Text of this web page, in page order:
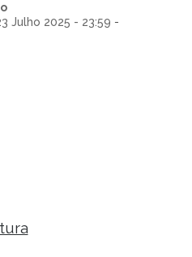
Julho 2025 - 23:59 -